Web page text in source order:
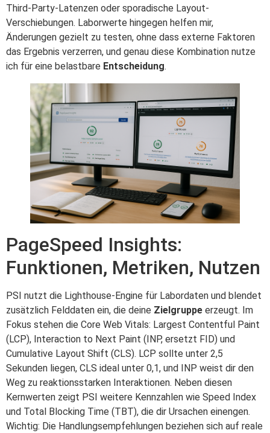
Third-Party-Latenzen oder sporadische Layout-
Verschiebungen. Laborwerte hingegen helfen mir,
Änderungen gezielt zu testen, ohne dass externe Faktoren
das Ergebnis verzerren, und genau diese Kombination nutze
ich für eine belastbare Entscheidung.
PageSpeed Insights:
Funktionen, Metriken, Nutzen
PSI nutzt die Lighthouse-Engine für Labordaten und blendet
zusätzlich Felddaten ein, die deine Zielgruppe erzeugt. Im
Fokus stehen die Core Web Vitals: Largest Contentful Paint
(LCP), Interaction to Next Paint (INP, ersetzt FID) und
Cumulative Layout Shift (CLS). LCP sollte unter 2,5
Sekunden liegen, CLS ideal unter 0,1, und INP weist dir den
Weg zu reaktionsstarken Interaktionen. Neben diesen
Kernwerten zeigt PSI weitere Kennzahlen wie Speed Index
und Total Blocking Time (TBT), die dir Ursachen einengen.
Wichtig: Die Handlungsempfehlungen beziehen sich auf reale